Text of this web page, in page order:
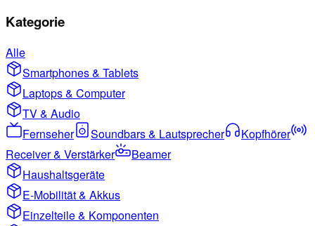
Kategorie
Alle
Smartphones & Tablets
Laptops & Computer
TV & Audio
Fernseher
Soundbars & Lautsprecher
Kopfhörer
Receiver & Verstärker
Beamer
Haushaltsgeräte
E-Mobilität & Akkus
Einzelteile & Komponenten